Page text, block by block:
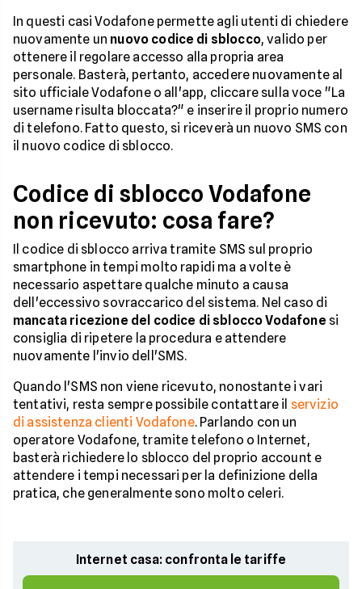
In questi casi Vodafone permette agli utenti di chiedere
nuovamente un nuovo codice di sblocco, valido per
ottenere il regolare accesso alla propria area
personale. Basterà, pertanto, accedere nuovamente al
sito ufficiale Vodafone o all'app, cliccare sulla voce "La
username risulta bloccata?" e inserire il proprio numero
di telefono. Fatto questo, si riceverà un nuovo SMS con
il nuovo codice di sblocco.
Codice di sblocco Vodafone
non ricevuto: cosa fare?
Il codice di sblocco arriva tramite SMS sul proprio
smartphone in tempi molto rapidi ma a volte è
necessario aspettare qualche minuto a causa
dell'eccessivo sovraccarico del sistema. Nel caso di
mancata ricezione del codice di sblocco Vodafone si
consiglia di ripetere la procedura e attendere
nuovamente l'invio dell'SMS.
Quando l'SMS non viene ricevuto, nonostante i vari
tentativi, resta sempre possibile contattare il servizio
di assistenza clienti Vodafone. Parlando con un
operatore Vodafone, tramite telefono o Internet,
basterà richiedere lo sblocco del proprio account e
attendere i tempi necessari per la definizione della
pratica, che generalmente sono molto celeri.
Internet casa: confronta le tariffe